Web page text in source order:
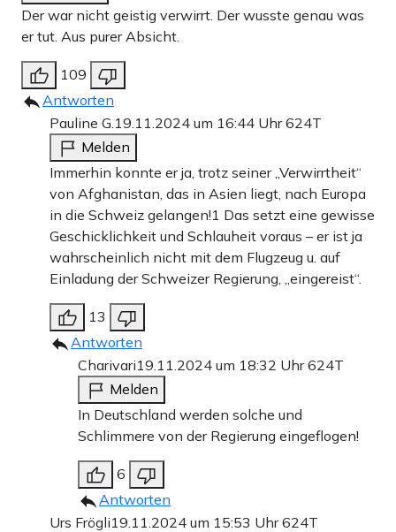
Der war nicht geistig verwirrt. Der wusste genau was
er tut. Aus purer Absicht.
109
Antworten
Pauline G. 19.11.2024 um 16:44 Uhr624T
Melden
Immerhin konnte er ja, trotz seiner „Verwirrtheit“
von Afghanistan, das in Asien liegt, nach Europa
in die Schweiz gelangen!1 Das setzt eine gewisse
Geschicklichkeit und Schlauheit voraus – er ist ja
wahrscheinlich nicht mit dem Flugzeug u. auf
Einladung der Schweizer Regierung, „eingereist“.
13
Antworten
Charivari19.11.2024 um 18:32 Uhr624T
Melden
In Deutschland werden solche und
Schlimmere von der Regierung eingeflogen!
6
Antworten
Urs Frögli19.11.2024 um 15:53 Uhr624T